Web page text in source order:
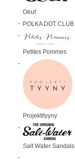
Oeuf
POLKA DOT CLUB
Petites Pommes
Projektityyny
Salt Water Sandals